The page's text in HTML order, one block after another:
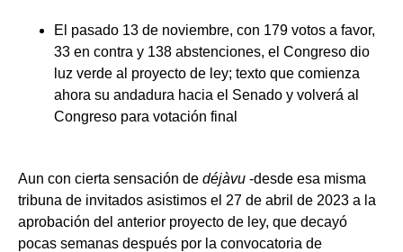
El pasado 13 de noviembre, con 179 votos a favor,
33 en contra y 138 abstenciones, el Congreso dio
luz verde al proyecto de ley; texto que comienza
ahora su andadura hacia el Senado y volverá al
Congreso para votación final
Aun con cierta sensación de déjàvu -desde esa misma
tribuna de invitados asistimos el 27 de abril de 2023 a la
aprobación del anterior proyecto de ley, que decayó
pocas semanas después por la convocatoria de